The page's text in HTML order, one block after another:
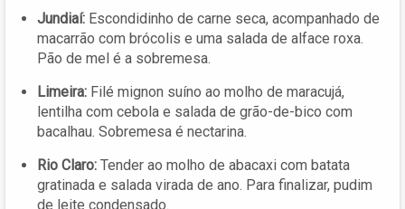
Jundiaí: Escondidinho de carne seca, acompanhado de
macarrão com brócolis e uma salada de alface roxa.
Pão de mel é a sobremesa.
Limeira: Filé mignon suíno ao molho de maracujá,
lentilha com cebola e salada de grão-de-bico com
bacalhau. Sobremesa é nectarina.
Rio Claro: Tender ao molho de abacaxi com batata
gratinada e salada virada de ano. Para finalizar, pudim
de leite condensado.